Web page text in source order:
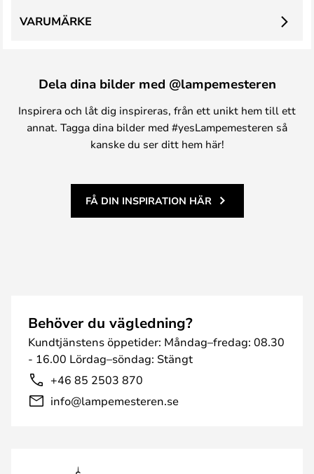
VARUMÄRKE
Dela dina bilder med @lampemesteren
Inspirera och låt dig inspireras, från ett unikt hem till ett
annat. Tagga dina bilder med #yesLampemesteren så
kanske du ser ditt hem här!
FÅ DIN INSPIRATION HÄR
Behöver du vägledning?
Kundtjänstens öppetider: Måndag–fredag: 08.30
- 16.00 Lördag–söndag: Stängt
+46 85 2503 870
info@lampemesteren.se